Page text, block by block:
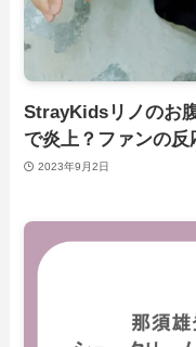
StrayKidsリノのお
で炎上？ファンの反
2023年9月2日